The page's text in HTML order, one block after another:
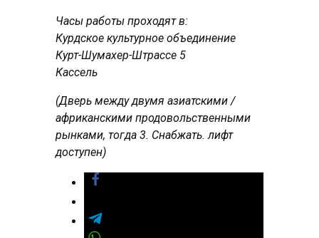
Часы работы проходят в:
Курдское культурное объединение
Курт-Шумахер-Штрассе 5
Кассель
(Дверь между двумя азиатскими /
африканскими продовольственными
рынками, тогда 3. Снабжать. лифт
доступен)